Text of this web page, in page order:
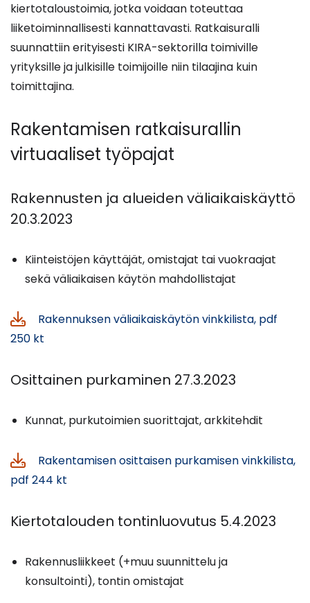
kiertotaloustoimia, jotka voidaan toteuttaa
liiketoiminnallisesti kannattavasti. Ratkaisuralli
suunnattiin erityisesti KIRA-sektorilla toimiville
yrityksille ja julkisille toimijoille niin tilaajina kuin
toimittajina.
Rakentamisen ratkaisurallin
virtuaaliset työpajat
Rakennusten ja alueiden väliaikaiskäyttö
20.3.2023
Kiinteistöjen käyttäjät, omistajat tai vuokraajat
sekä väliaikaisen käytön mahdollistajat
Rakennuksen väliaikaiskäytön vinkkilista, pdf
250 kt
Osittainen purkaminen 27.3.2023
Kunnat, purkutoimien suorittajat, arkkitehdit
Rakentamisen osittaisen purkamisen vinkkilista,
pdf 244 kt
Kiertotalouden tontinluovutus 5.4.2023
Rakennusliikkeet (+muu suunnittelu ja
konsultointi), tontin omistajat